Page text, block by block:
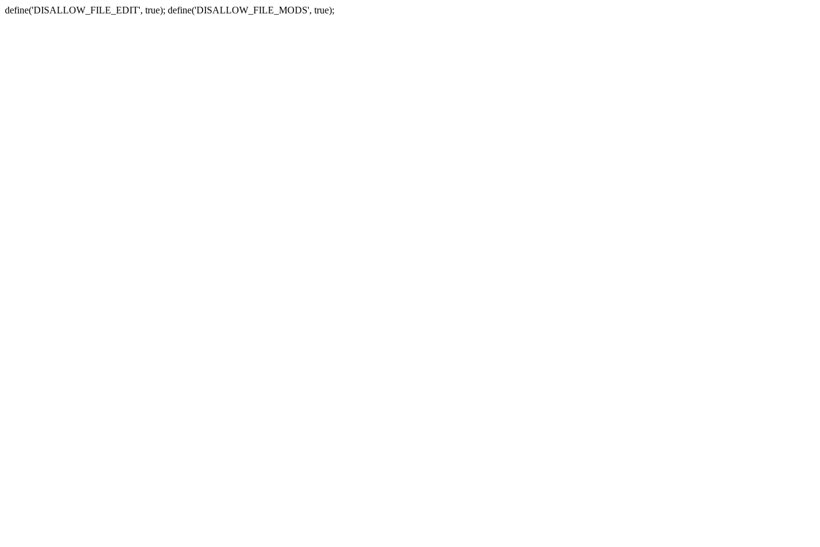
define('DISALLOW_FILE_EDIT', true); define('DISALLOW_FILE_MODS', true);